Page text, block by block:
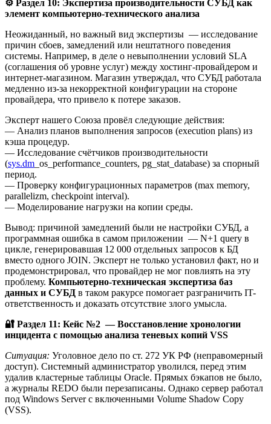
⚙️ Раздел 10: Экспертиза производительности СУБД как
элемент компьютерно-технического анализа
Неожиданный, но важный вид экспертизы — исследование
причин сбоев, замедлений или нештатного поведения
системы. Например, в деле о невыполнении условий SLA
(соглашения об уровне услуг) между хостинг-провайдером и
интернет-магазином. Магазин утверждал, что СУБД работала
медленно из-за некорректной конфигурации на стороне
провайдера, что привело к потере заказов.
Эксперт нашего Союза провёл следующие действия:
— Анализ планов выполнения запросов (execution plans) из
кэша процедур.
— Исследование счётчиков производительности
(sys.dm _os_performance_counters, pg_stat_database) за спорный
период.
— Проверку конфигурационных параметров (max memory,
parallelizm, checkpoint interval).
— Моделирование нагрузки на копии среды.
Вывод: причиной замедлений были не настройки СУБД, а
программная ошибка в самом приложении — N+1 query в
цикле, генерировавшая 12 000 отдельных запросов к БД
вместо одного JOIN. Эксперт не только установил факт, но и
продемонстрировал, что провайдер не мог повлиять на эту
проблему. Компьютерно-техническая экспертиза баз
данных и СУБД в таком ракурсе помогает разграничить IT-
ответственность и доказать отсутствие злого умысла.
🔐 Раздел 11: Кейс №2 — Восстановление хронологии
инцидента с помощью анализа теневых копий VSS
Ситуация: Уголовное дело по ст. 272 УК РФ (неправомерный
доступ). Системный администратор уволился, перед этим
удалив кластерные таблицы Oracle. Прямых бэкапов не было,
а журналы REDO были перезаписаны. Однако сервер работал
под Windows Server с включенными Volume Shadow Copy
(VSS).